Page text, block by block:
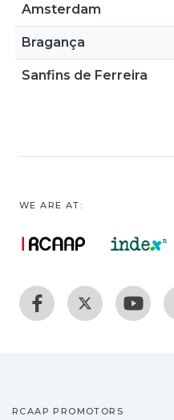
Amsterdam
Bragança
Sanfins de Ferreira
WE ARE AT:
RCAAP PROMOTORS